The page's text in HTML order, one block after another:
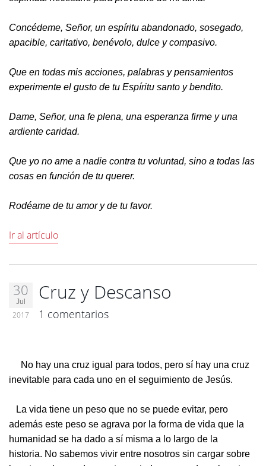
Concédeme, Señor, un espíritu abandonado, sosegado,
apacible, caritativo, benévolo, dulce y compasivo.
Que en todas mis acciones, palabras y pensamientos
experimente el gusto de tu Espíritu santo y bendito.
Dame, Señor, una fe plena, una esperanza firme y una
ardiente caridad.
Que yo no ame a nadie contra tu voluntad, sino a todas las
cosas en función de tu querer.
Rodéame de tu amor y de tu favor.
Ir al artículo
30
Jul
2017
Cruz y Descanso
1 comentarios
No hay una cruz igual para todos, pero sí hay una cruz
inevitable para cada uno en el seguimiento de Jesús.
La vida tiene un peso que no se puede evitar, pero
además este peso se agrava por la forma de vida que la
humanidad se ha dado a sí misma a lo largo de la
historia. No sabemos vivir entre nosotros sin cargar sobre